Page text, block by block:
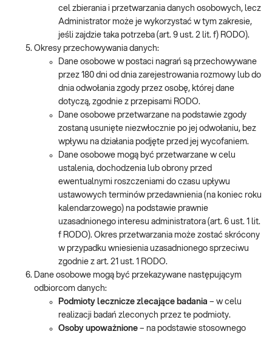
cel zbierania i przetwarzania danych osobowych, lecz
Administrator może je wykorzystać w tym zakresie,
jeśli zajdzie taka potrzeba (art. 9 ust. 2 lit. f) RODO).
Okresy przechowywania danych:
Dane osobowe w postaci nagrań są przechowywane
przez 180 dni od dnia zarejestrowania rozmowy lub do
dnia odwołania zgody przez osobę, której dane
dotyczą, zgodnie z przepisami RODO.
Dane osobowe przetwarzane na podstawie zgody
zostaną usunięte niezwłocznie po jej odwołaniu, bez
wpływu na działania podjęte przed jej wycofaniem.
Dane osobowe mogą być przetwarzane w celu
ustalenia, dochodzenia lub obrony przed
ewentualnymi roszczeniami do czasu upływu
ustawowych terminów przedawnienia (na koniec roku
kalendarzowego) na podstawie prawnie
uzasadnionego interesu administratora (art. 6 ust. 1 lit.
f RODO). Okres przetwarzania może zostać skrócony
w przypadku wniesienia uzasadnionego sprzeciwu
zgodnie z art. 21 ust. 1 RODO.
Dane osobowe mogą być przekazywane następującym
odbiorcom danych:
Podmioty lecznicze zlecające badania – w celu
realizacji badań zleconych przez te podmioty.
Osoby upoważnione – na podstawie stosownego